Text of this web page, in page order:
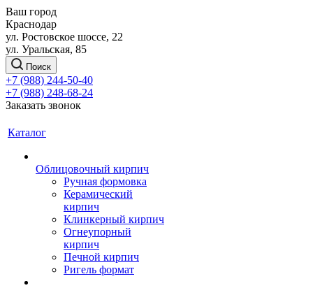
Ваш город
Краснодар
ул. Ростовское шоссе, 22
ул. Уральская, 85
Поиск
+7 (988) 244-50-40
+7 (988) 248-68-24
Заказать звонок
Каталог
Облицовочный кирпич
Ручная формовка
Керамический
кирпич
Клинкерный кирпич
Огнеупорный
кирпич
Печной кирпич
Ригель формат